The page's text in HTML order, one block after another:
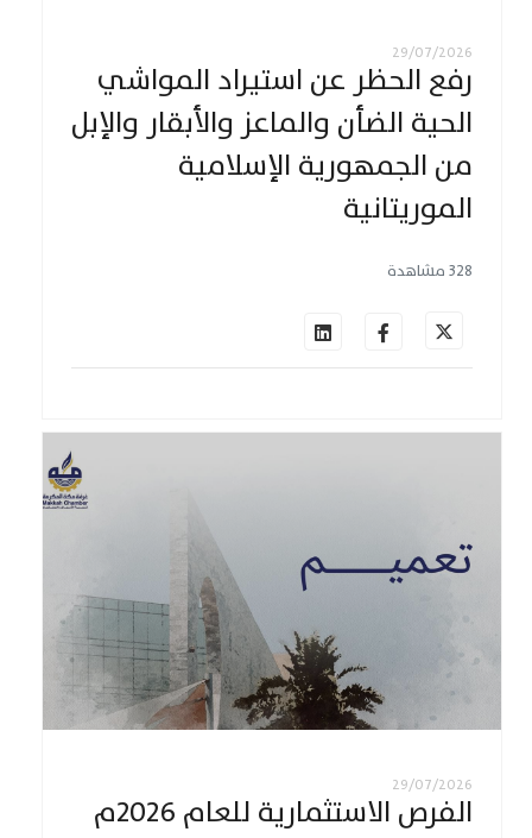
29/07/2026
رفع الحظر عن استيراد المواشي
الحية الضأن والماعز والأبقار والإبل
من الجمهورية الإسلامية
الموريتانية
328 مشاهدة
29/07/2026
الفرص الاستثمارية للعام 2026م